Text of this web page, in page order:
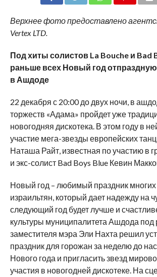
Верхнее фото предоставлено
Vertex LTD.
Под хиты солистов La Bouche и Bad
раньше всех Новый год
в Ашдоде
22 декабря с 20:00 до двух ночи, в
торжеств «Адама» пройдет уже
новогодняя дискотека. В этом году в
участие мега-звезды европейских
Наташа Райт, известная по участию в
и экс-солист Bad Boys Blue Кевин
Новый год – любимый праздник
израильтян, который дает надежду на
следующий год будет лучше и
культуры муниципалитета Ашдода под
заместителя мэра Эли Нахта решил
праздник для горожан за неделю до
Нового года и пригласить звезд
участия в новогодней дискотеке. На